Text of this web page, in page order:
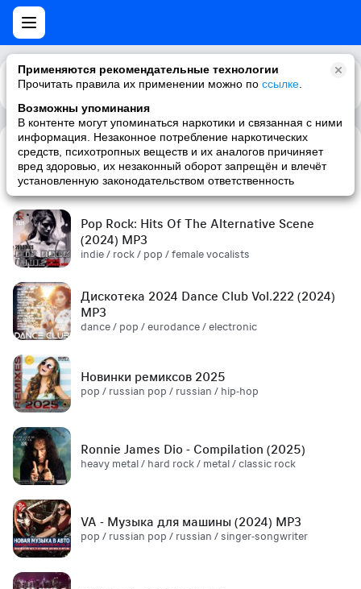
Применяются рекомендательные технологии
Прочитать правила их применении можно по ссылке
Возможны упоминания
В контенте могут упоминаться наркотики и связанная с ними
информация. Незаконное потребление наркотических
средств, психотропных веществ и их аналогов причиняет
вред здоровью, их незаконный оборот запрещён и влечёт
установленную законодательством ответственность
Каталог Рекомендации
Сборник! '90s (2024) MP3
pop / russian pop / russian / '90s
Pop Rock: Hits Of The Alternative Scene
(2024) MP3
indie / rock / pop / female vocalists
Дискотека 2024 Dance Club Vol.222 (2024)
MP3
dance / pop / eurodance / electronic
Новинки ремиксов 2025
pop / russian pop / russian / hip-hop
Ronnie James Dio - Compilation (2025)
heavy metal / hard rock / metal / classic rock
VA - Музыка для машины (2024) MP3
pop / russian pop / russian / singer-songwriter